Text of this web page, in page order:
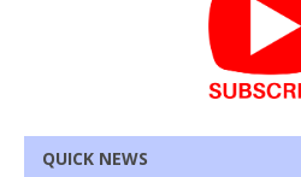
QUICK NEWS